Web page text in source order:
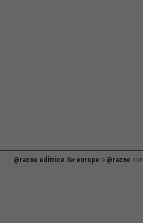
@racne editrice foreurope e @racne